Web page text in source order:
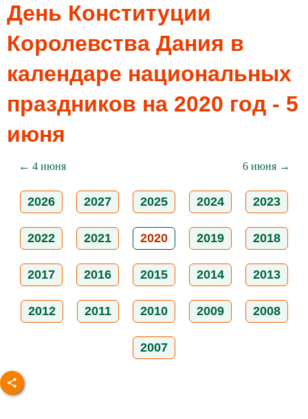
День Конституции
Королевства Дания в
календаре национальных
праздников на 2020 год - 5
июня
← 4 июня 6 июня →
2026 2027 2025 2024 2023
2022 2021 2020 2019 2018
2017 2016 2015 2014 2013
2012 2011 2010 2009 2008
2007